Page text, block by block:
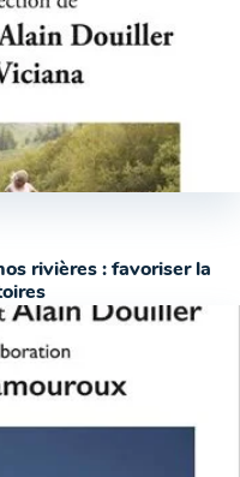
rivières : favoriser la